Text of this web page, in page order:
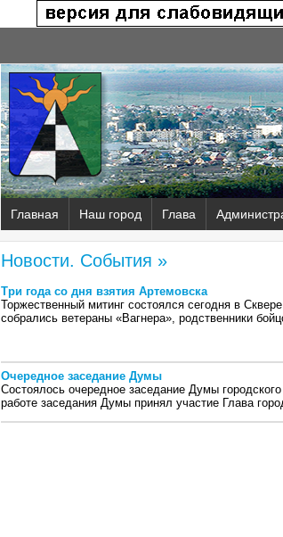
Главная Наш город Глава
Новости. События »
Три года со дня взятия Артемовска
Торжественный митинг состоялся сегодня в
собрались ветераны «Вагнера», родственники
Очередное заседание Думы
Состоялось очередное заседание Думы
работе заседания Думы принял участие Глава